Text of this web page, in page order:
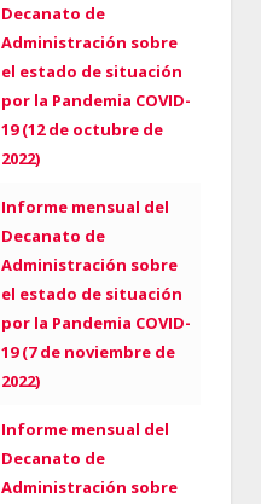
Decanato de
Administración sobre
el estado de situación
por la Pandemia COVID-
19 (12 de octubre de
2022)
Informe mensual del
Decanato de
Administración sobre
el estado de situación
por la Pandemia COVID-
19 (7 de noviembre de
2022)
Informe mensual del
Decanato de
Administración sobre